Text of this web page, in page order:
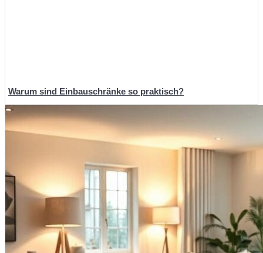
Warum sind Einbauschränke so praktisch?